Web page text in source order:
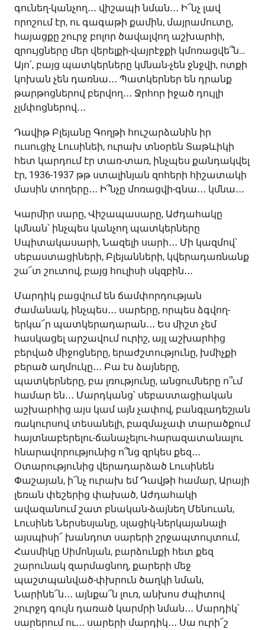
գունեղ-կանչող․․․ վիշապի նման․․․ Ի՜նչ լավ
որոշում էր, ու գագաթի քամին, մայրամուտը,
հայացքը շուրջ բոլոր ծավալվող աշխարհի,
զրույցները մեր վերելքի-վայրէջքի կմոռացվե՞ն…
Այո՛, բայց պատկերները կմնան-չեն ջնջվի, ոտքի
կոխան չեն դառնա․․․ Պատկերներ են դրանք
թարթոցներով բերվող․․․ Ջրհոր իջած դույլի
չլմփոցներով․․․
Դավիթ Բլեյանը Գողթի հուշարձանին իր
ուսուցիչ Լուսինեի, ուրախ տնօրեն Տաթևիկի
հետ կարդում էր տառ-տառ, ինչպես քանդակվել
էր, 1936-1937 թթ ստալինյան զոհերի հիշատակի
մասին տողերը․․․ Ի՞նչը մոռացվի-գնա․․․ կմնա․․․
Կարմիր սարը, Վիշապասարը, Աժդահակը
կմնան՝ ինչպես կանչող պատկերները
Սպիտակասարի, Նազելի սարի․․․ Մի կազմով՝
սեբաստացիների, Բլեյանների, կվերադառնանք
շա՜տ շուտով, բայց հուլիսի սկզբին․․․
Մարդիկ բացվում են ճամփորդության
ժամանակ, ինչպես․․․ սարերը, որպես ձգվող-
երկա՜ր պատկերադարան․․․ Ես միշտ չեմ
հասկացել արշավում ուրիշ, այլ աշխարհից
բերված միջոցները, երաժշտությունը, խմիչքի
բերած աղմուկը․․․ Բա էս ձայները,
պատկերները, բա լռությունը, անցումները ո՞ւմ
համար են․․․ Մարդկանց՝ սեբաստացիական
աշխարհից այս կամ այն չափով, բանգլադեշյան
ռակուրսով տեսանելի, բազմաչափ տարածքում
հայտնաբերելու-ճանաչելու-հարազատանալու
հնարավորությունից ո՞նց զրկես քեզ․․․
Օտարությունից վերադարձած Լուսինեն
Փաշայան, ի՜նչ ուրախ եմ Դավթի համար, Արայի
լեռան փեշերից փախած, Աժդահակի
ավազանում շատ բնական-ձայնեղ Մենուան,
Լուսինե Ներսեսյանը, սլացիկ-ներկայանալի
այսպիսի՜ խանդոտ սարերի շրջապտույտում,
Հասմիկը Սիմոնյան, բարձունքի հետ քեզ
շարունակ զարմացնող, քարերի մեջ
պաշտպանված-փխրուն ծաղկի նման,
Նարինե՜ն․․․ այնքա՜ն լուռ, անխոս ժպիտով
շուրջդ գույն դառած կարմրի նման․․․ Մարդիկ՝
սարերում ու․․․ սարերի մարդիկ․․․ Սա ուրի՜շ